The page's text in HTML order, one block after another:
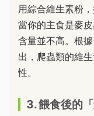
用綜合維生素粉
當你的主食是麥
含量並不高。根
出，爬蟲類的維
性。
3. 餵食後的